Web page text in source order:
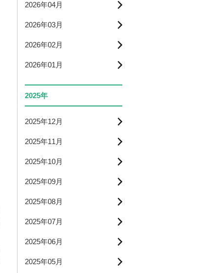
2026年04月
2026年03月
2026年02月
2026年01月
2025年
2025年12月
2025年11月
2025年10月
2025年09月
2025年08月
2025年07月
2025年06月
2025年05月